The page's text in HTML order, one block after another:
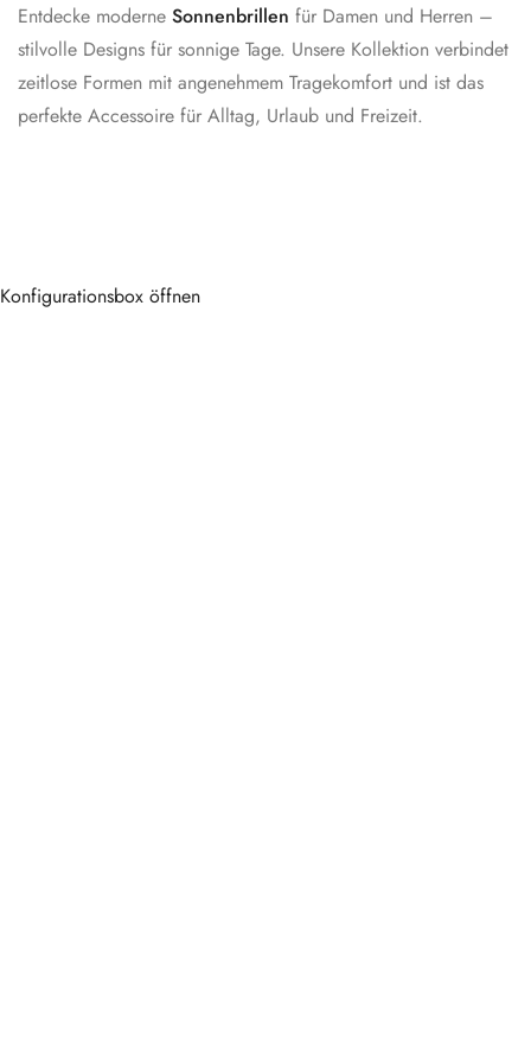
Entdecke moderne Sonnenbrillen für Damen und Herren –
stilvolle Designs für sonnige Tage. Unsere Kollektion verbindet
zeitlose Formen mit angenehmem Tragekomfort und ist das
perfekte Accessoire für Alltag, Urlaub und Freizeit.
Konfigurationsbox öffnen